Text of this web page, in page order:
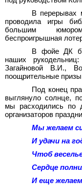
В перерывах
проводила игры
большим
беспроигрышная
В фойе ДК
наших
Загайновой В.И.,
поощрительные
Под конец
выглянуло солнце,
мы расходились по
организаторов
Мы желаем
И удачи на
Чтоб
Сердце
И еще